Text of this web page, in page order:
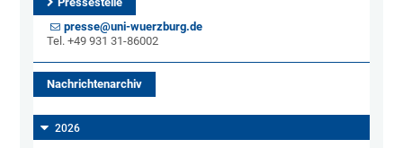
presse@uni-wuerzburg.de
Tel. +49 931 31-86002
Nachrichtenarchiv
2026